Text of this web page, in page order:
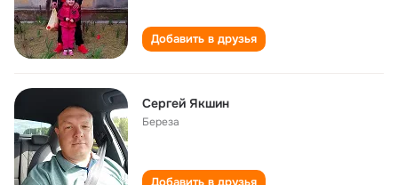
Добавить в друзья
Сергей Якшин
Береза
Добавить в друзья